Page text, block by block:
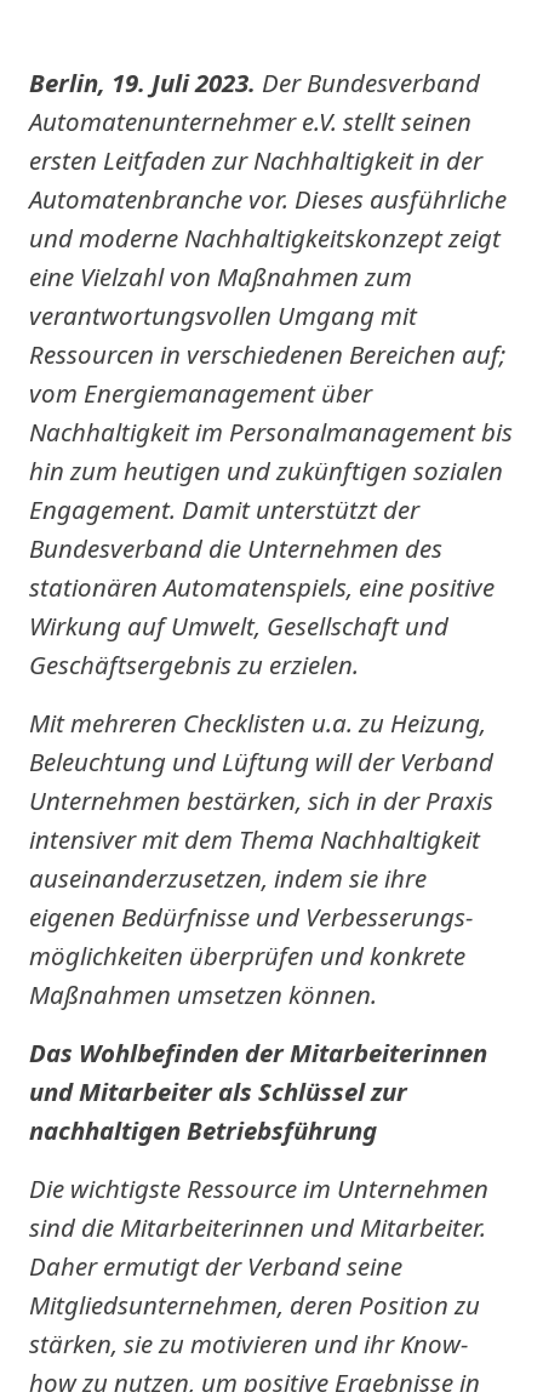
Berlin, 19. Juli 2023. Der Bundesverband
Automatenunternehmer e.V. stellt seinen
ersten Leitfaden zur Nachhaltigkeit in der
Automatenbranche vor. Dieses ausführliche
und moderne Nachhaltigkeitskonzept zeigt
eine Vielzahl von Maßnahmen zum
verantwortungsvollen Umgang mit
Ressourcen in verschiedenen Bereichen auf;
vom Energiemanagement über
Nachhaltigkeit im Personalmanagement bis
hin zum heutigen und zukünftigen sozialen
Engagement. Damit unterstützt der
Bundesverband die Unternehmen des
stationären Automatenspiels, eine positive
Wirkung auf Umwelt, Gesellschaft und
Geschäftsergebnis zu erzielen.
Mit mehreren Checklisten u.a. zu Heizung,
Beleuchtung und Lüftung will der Verband
Unternehmen bestärken, sich in der Praxis
intensiver mit dem Thema Nachhaltigkeit
auseinanderzusetzen, indem sie ihre
eigenen Bedürfnisse und Verbesserungs-
möglichkeiten überprüfen und konkrete
Maßnahmen umsetzen können.
Das Wohlbefinden der Mitarbeiterinnen
und Mitarbeiter als Schlüssel zur
nachhaltigen Betriebsführung
Die wichtigste Ressource im Unternehmen
sind die Mitarbeiterinnen und Mitarbeiter.
Daher ermutigt der Verband seine
Mitgliedsunternehmen, deren Position zu
stärken, sie zu motivieren und ihr Know-
how zu nutzen, um positive Ergebnisse in